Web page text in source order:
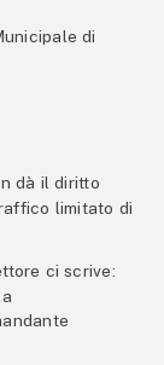
di
dà il diritto
limitato di
ci scrive: